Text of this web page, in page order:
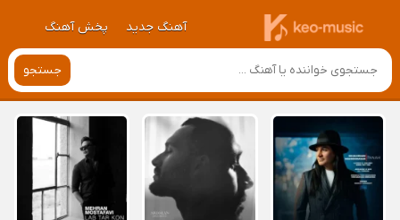
آهنگ جدید پخش آهنگ
جستجو